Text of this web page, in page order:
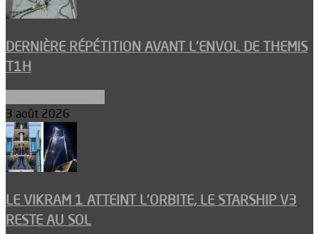
DERNIÈRE RÉPÉTITION AVANT L’ENVOL DE THEMIS
T1H
3 août 2026
LE VIKRAM 1 ATTEINT L’ORBITE, LE STARSHIP V3
RESTE AU SOL